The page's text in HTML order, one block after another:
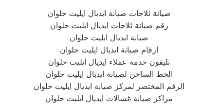
صيانة ثلاجات صيانة ايديال ايليت حلوان
رقم صيانة ثلاجات ايديال ايليت حلوان
صيانة ايديال ايليت حلوان
ارقام صيانة ايديال ايليت حلوان
تليفون خدمة عملاء ايديال ايليت حلوان
الخط الساخن لصيانة ايديال ايليت حلوان
الرقم المختصر لمركز صيانة ايديال ايليت حلوان
مراكز صيانة غسالات ايديال ايليت حلوان